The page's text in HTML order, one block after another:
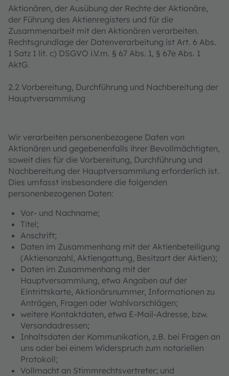
Aktionären, der Ausübung der Rechte der Aktionäre,
der Führung des Aktienregisters und für die
Zusammenarbeit mit den Aktionären verarbeiten.
Rechtsgrundlage der Datenverarbeitung ist Art. 6 Abs.
1 Satz 1 lit. c) DSGVO i.V.m. § 67 Abs. 1, § 67e Abs. 1
AktG.
2.2 Vorbereitung, Durchführung und Nachbereitung der
Hauptversammlung
Wir verarbeiten personenbezogene Daten von
Aktionären und gegebenenfalls ihrer Bevollmächtigten,
soweit dies für die Vorbereitung, Durchführung und
Nachbereitung der Hauptversammlung erforderlich ist.
Dies umfasst insbesondere die folgenden
personenbezogenen Daten:
Vor- und Nachname;
Titel;
Anschrift;
Daten im Zusammenhang mit der Aktienbeteiligung
(Aktienanzahl, Aktiengattung, Besitzart der Aktien);
Daten im Zusammenhang mit der
Hauptversammlung, etwa Angaben auf der
Eintrittskarte, Aktionärsnummer, Informationen zu
Anträgen, Fragen oder Wahlvorschlägen;
weitere Kontaktdaten, etwa E-Mail-Adresse, bzw.
Versandadressen;
Inhaltsdaten der Kommunikation, z.B. bei Fragen an
uns oder bei einem Widerspruch zum notariellen
Protokoll;
Vollmacht an Stimmrechtsvertreter; und